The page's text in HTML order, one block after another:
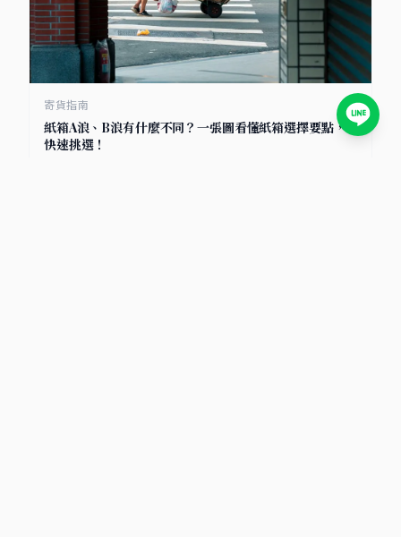
寄貨指南
紙箱A浪、B浪有什麼不同？一張圖看懂紙箱選擇要點，
快速挑選！